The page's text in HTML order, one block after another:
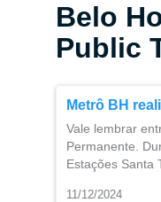
Belo
Public
Metrô BH
Vale lembrar
Permanente.
Estações Santa
11/12/2024